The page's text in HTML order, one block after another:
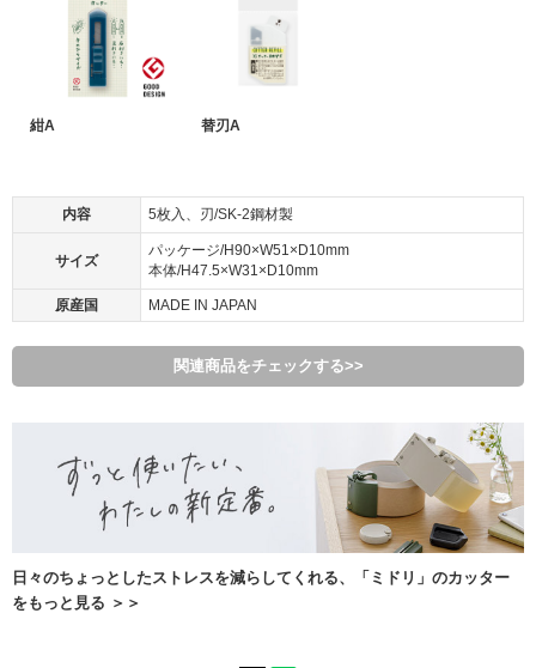
紺A 替刃A
内容 5枚入、刃/SK-2鋼材製
サイズ
パッケージ/H90×W51×D10mm
本体/H47.5×W31×D10mm
原産国 MADE IN JAPAN
関連商品をチェックする>>
日々のちょっとしたストレスを減らしてくれる、「ミドリ」のカッター
をもっと見る ＞＞